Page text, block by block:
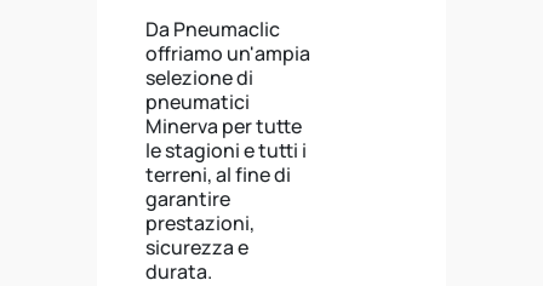
Da Pneumaclic
offriamo un'ampia
selezione di
pneumatici
Minerva per tutte
le stagioni e tutti i
terreni, al fine di
garantire
prestazioni,
sicurezza e
durata.